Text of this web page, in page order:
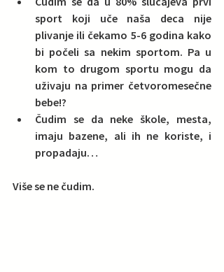
sport koji uče naša deca nije
plivanje ili čekamo 5-6 godina kako
bi počeli sa nekim sportom. Pa u
kom to drugom sportu mogu da
uživaju na primer četvoromesečne
bebe!?
Čudim se da neke škole, mesta,
imaju bazene, ali ih ne koriste, i
propadaju…
Više se ne čudim.